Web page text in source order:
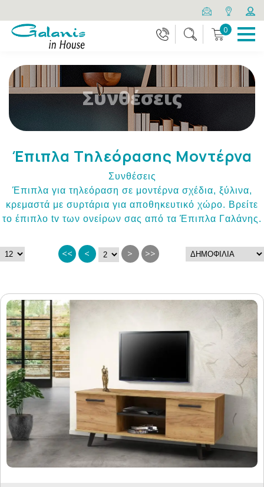
0
Συνθέσεις
Έπιπλα Τηλεόρασης Μοντέρνα
Συνθέσεις
Έπιπλα για τηλεόραση σε μοντέρνα σχέδια, ξύλινα,
κρεμαστά με συρτάρια για αποθηκευτικό χώρο. Βρείτε
το έπιπλο tv των ονείρων σας από τα Έπιπλα Γαλάνης.
<< < > >>